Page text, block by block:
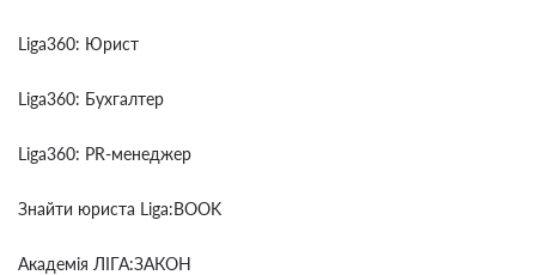
Liga360: Юрист
Liga360: Бухгалтер
Liga360: PR-менеджер
Знайти юриста Liga:BOOK
Академія ЛІГА:ЗАКОН